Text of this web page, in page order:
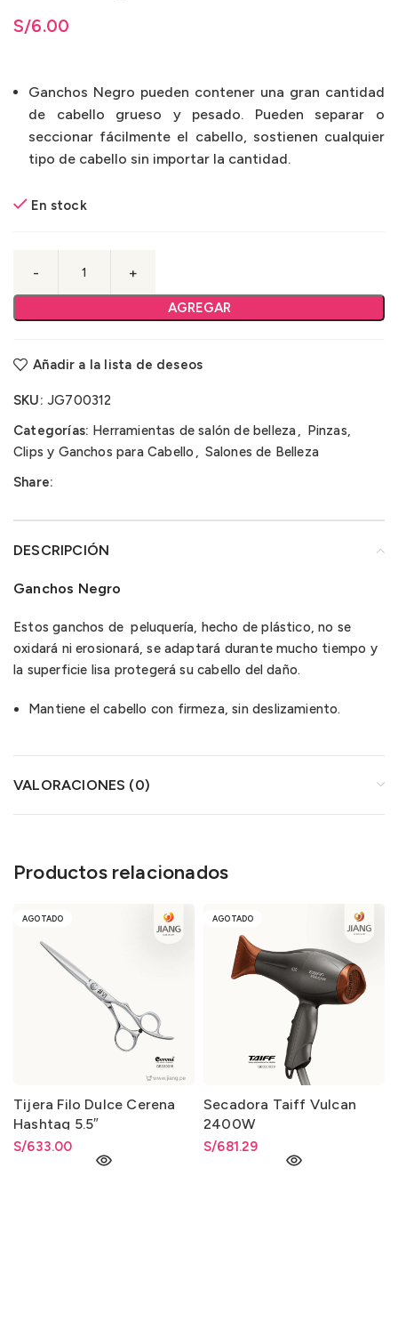
S/6.00
Ganchos Negro pueden contener una gran cantidad
de cabello grueso y pesado. Pueden separar o
seccionar fácilmente el cabello, sostienen cualquier
tipo de cabello sin importar la cantidad.
En stock
AGREGAR
Añadir a la lista de deseos
SKU: JG700312
Categorías: Herramientas de salón de belleza,
Pinzas,
Clips y Ganchos para Cabello , Salones de Belleza
Share:
DESCRIPCIÓN
Ganchos Negro
Estos ganchos de peluquería, hecho de plástico, no se
oxidará ni erosionará, se adaptará durante mucho tiempo y
la superficie lisa protegerá su cabello del daño.
Mantiene el cabello con firmeza, sin deslizamiento.
VALORACIONES (0)
Productos relacionados
AGOTADO
Tijera Filo Dulce Cerena
Hashtag 5.5″
S/633.00
AGOTADO
Secadora Taiff Vulcan
2400W
S/681.29